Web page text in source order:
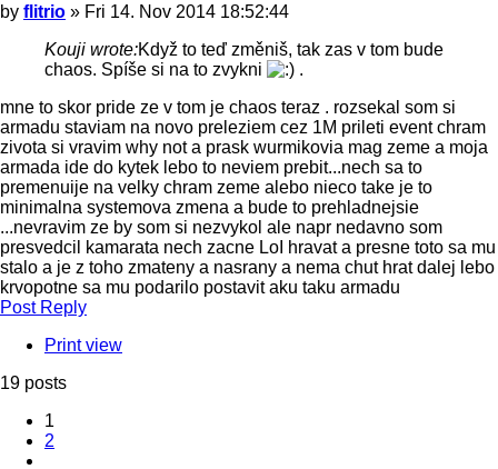
Post
by flitrio » Fri 14. Nov 2014 18:52:44
Kouji wrote:Když to teď změniš, tak zas v tom bude
chaos. Spíše si na to zvykni
.
mne to skor pride ze v tom je chaos teraz . rozsekal som si
armadu staviam na novo preleziem cez 1M prileti event chram
zivota si vravim why not a prask wurmikovia mag zeme a moja
armada ide do kytek lebo to neviem prebit...nech sa to
premenuije na velky chram zeme alebo nieco take je to
minimalna systemova zmena a bude to prehladnejsie
...nevravim ze by som si nezvykol ale napr nedavno som
presvedcil kamarata nech zacne LoI hravat a presne toto sa mu
stalo a je z toho zmateny a nasrany a nema chut hrat dalej lebo
krvopotne sa mu podarilo postavit aku taku armadu
Top
Post Reply
Print view
19 posts
1
2